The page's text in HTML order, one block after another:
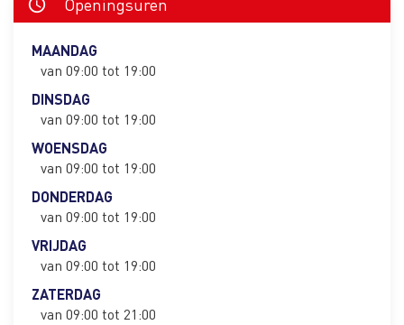
schedule
MAANDAG
van 09:00 tot 19:00
DINSDAG
van 09:00 tot 19:00
WOENSDAG
van 09:00 tot 19:00
DONDERDAG
van 09:00 tot 19:00
VRIJDAG
van 09:00 tot 19:00
ZATERDAG
van 09:00 tot 21:00